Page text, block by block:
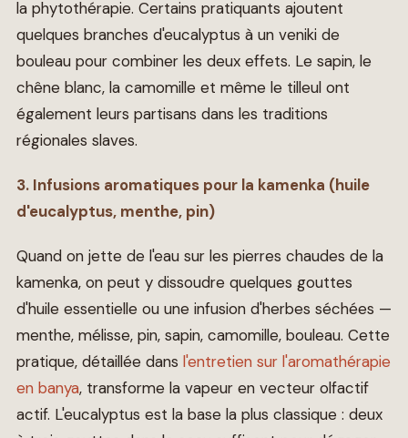
la phytothérapie. Certains pratiquants ajoutent
quelques branches d'eucalyptus à un veniki de
bouleau pour combiner les deux effets. Le sapin, le
chêne blanc, la camomille et même le tilleul ont
également leurs partisans dans les traditions
régionales slaves.
3. Infusions aromatiques pour la kamenka (huile
d'eucalyptus, menthe, pin)
Quand on jette de l'eau sur les pierres chaudes de la
kamenka, on peut y dissoudre quelques gouttes
d'huile essentielle ou une infusion d'herbes séchées —
menthe, mélisse, pin, sapin, camomille, bouleau. Cette
pratique, détaillée dans l'entretien sur l'aromathérapie
en banya, transforme la vapeur en vecteur olfactif
actif. L'eucalyptus est la base la plus classique : deux